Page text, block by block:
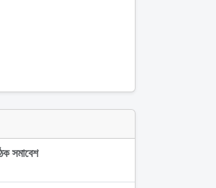
সমাবেশ